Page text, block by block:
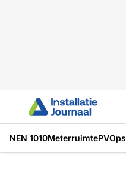
NEN 1010MeterruimtePV